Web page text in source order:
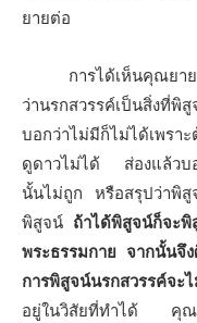
ยายต่อ
การได้เห็นคุณยายต
ว่านรกสวรรค์เป็นสิ่งที่
บอกว่าไม่มีก็ไม่ได้เพรา
ดูดาวไม่ได้ ส่องแล้วบอ
นั้นไม่ถูก หรือสรุปว่าพิสู
พิสูจน์ ถ้าได้พิสูจน์ก็จะ
พระธรรมกาย จากนั้นจึ
การพิสูจน์นรกสวรรค์จะ
อยู่ในวิสัยที่ทําได้ คุณย